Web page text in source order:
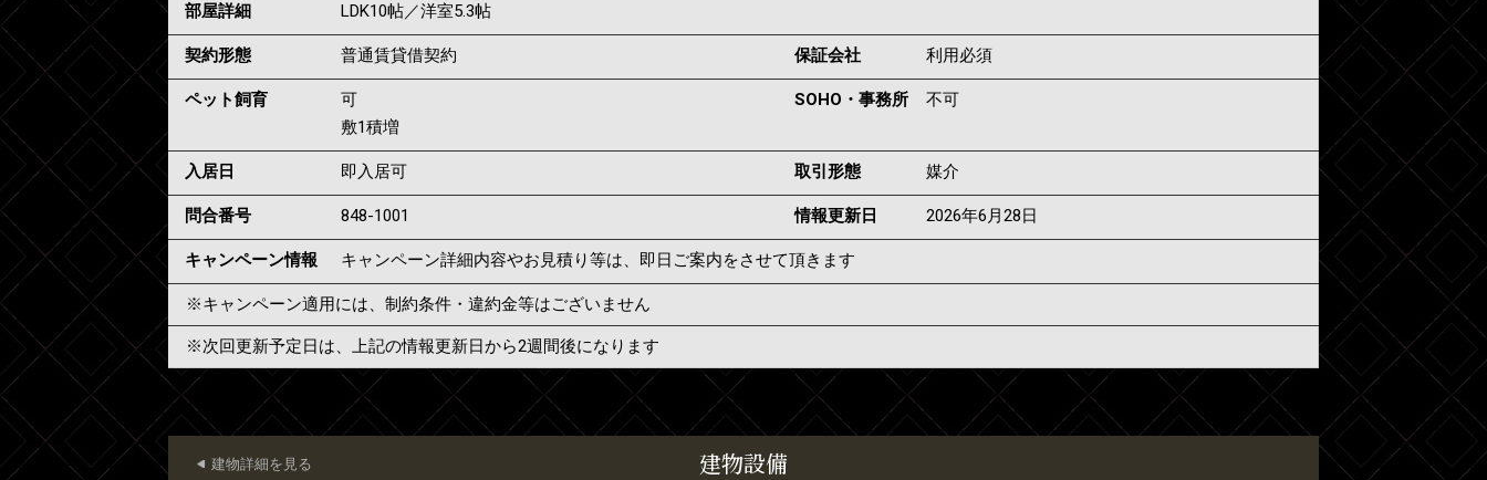
部屋詳細 LDK10帖／洋室5.3帖
契約形態 普通賃貸借契約 保証会社 利用必須
ペット飼育
可
敷1積増
SOHO・事務所 不可
入居日 即入居可 取引形態 媒介
問合番号 848-1001 情報更新日 2026年6月28日
キャンペーン情報 キャンペーン詳細内容やお見積り等は、即日ご案内をさせて頂きます
※キャンペーン適用には、制約条件・違約金等はございません
※次回更新予定日は、上記の情報更新日から2週間後になります
建物設備
建物詳細を見る